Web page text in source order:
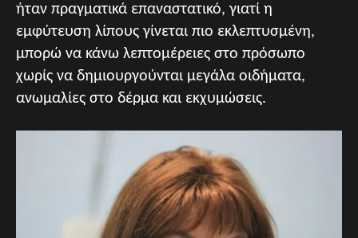
ήταν πραγματικά επαναστατικό, γιατί η
εμφύτευση λίπους γίνεται πιο εκλεπτυσμένη,
μπορώ να κάνω λεπτομέρειες στο πρόσωπο
χωρίς να δημιουργούνται μεγάλα οιδήματα,
ανωμαλίες στο δέρμα και εκχυμώσεις.